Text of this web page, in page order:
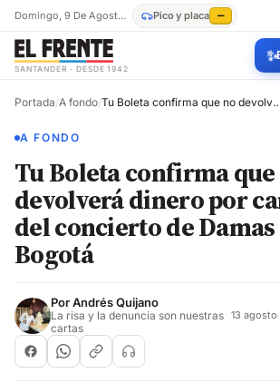
Domingo, 9 De Agosto De 2026 Pico y placa —
SANTANDER · DESDE 1942
✨
Portada/A fondo/ Tu Boleta confirma que no devolverá dinero por
A FONDO
Tu Boleta confirma
devolverá dinero por
del concierto de
Bogotá
PorAndrés Quijano
La risa y la denuncia son nuestras
cartas
13